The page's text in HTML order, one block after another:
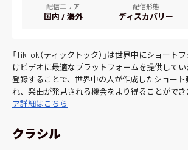
配信エリア
国内 / 海外
配信形態
ディスカバリー
「TikTok（ティックトック）」は世界中にショート
けビデオに最適なプラットフォームを提供して
登録することで、世界中の人が作成したショート
れ、楽曲が発見される機会をより得ることができ
ア詳細はこちら
クラシル